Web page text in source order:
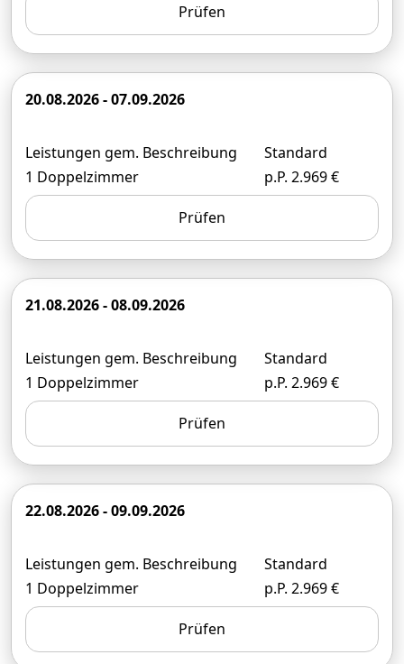
Prüfen
20.08.2026 - 07.09.2026
Leistungen gem. Beschreibung
1 Doppelzimmer
Standard
p.P. 2.969 €
Prüfen
21.08.2026 - 08.09.2026
Leistungen gem. Beschreibung
1 Doppelzimmer
Standard
p.P. 2.969 €
Prüfen
22.08.2026 - 09.09.2026
Leistungen gem. Beschreibung
1 Doppelzimmer
Standard
p.P. 2.969 €
Prüfen